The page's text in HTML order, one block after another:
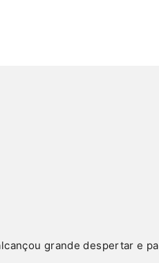
grande despertar e